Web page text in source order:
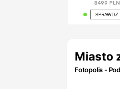
8499 PLN
SPRAWDŹ